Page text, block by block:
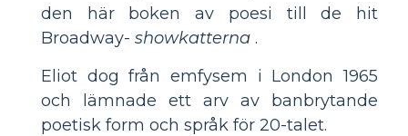
den här boken av poesi till de hit
Broadway- showkatterna .
Eliot dog från emfysem i London 1965
och lämnade ett arv av banbrytande
poetisk form och språk för 20-talet.